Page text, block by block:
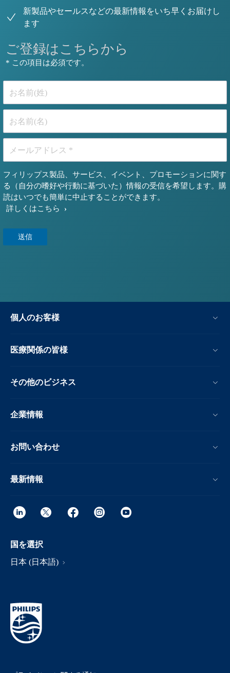
新製品やセールスなどの最新情報をいち早くお届けし
ます
ご登録はこちらから
* この項目は必須です。
お名前(姓)
お名前(名)
メールアドレス *
フィリップス製品、サービス、イベント、プロモーションに関す
る（自分の嗜好や行動に基づいた）情報の受信を希望します。購
読はいつでも簡単に中止することができます。
詳しくはこちら
個人のお客様
医療関係の皆様
その他のビジネス
企業情報
お問い合わせ
最新情報
国を選択
日本 (日本語)